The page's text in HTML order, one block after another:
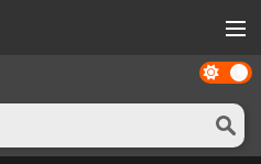
Dark
mode